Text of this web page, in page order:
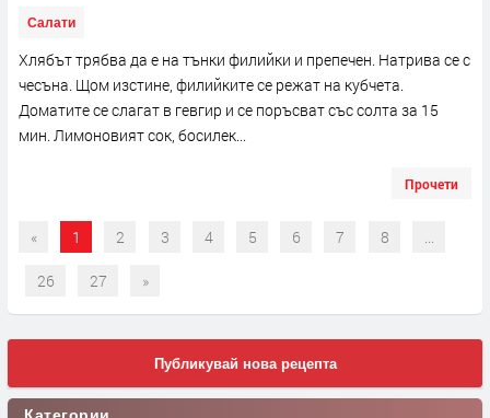
Салати
Хлябът трябва да е на тънки филийки и препечен. Натрива се с
чесъна. Щом изстине, филийките се режат на кубчета.
Доматите се слагат в гевгир и се поръсват със солта за 15
мин. Лимоновият сок, босилек...
Прочети
« 1 2 3 4 5 6 7 8 ...
26 27 »
Публикувай нова рецепта
Категории